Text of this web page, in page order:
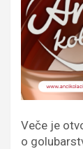
Veče je
o